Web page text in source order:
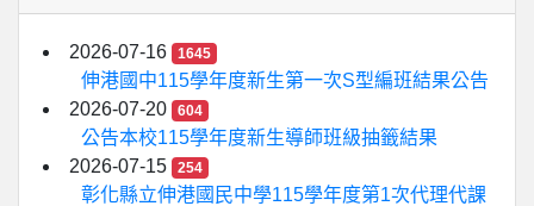
2026-07-16 1645
伸港國中115學年度新生第一次S型編班結果公告
2026-07-20
604
公告本校115學年度新生導師班級抽籤結果
2026-07-15
254
彰化縣立伸港國民中學115學年度第1次代理代課